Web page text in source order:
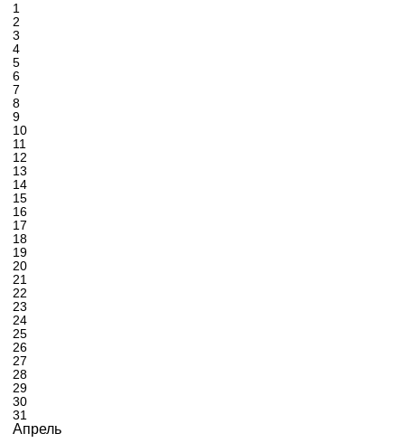
1
2
3
4
5
6
7
8
9
10
11
12
13
14
15
16
17
18
19
20
21
22
23
24
25
26
27
28
29
30
31
Апрель